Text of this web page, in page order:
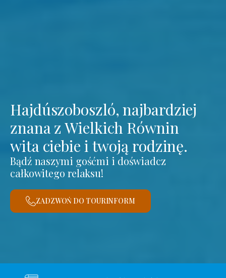
Hajdúszoboszló, najbardziej
znana z Wielkich Równin
wita ciebie i twoją rodzinę.
Bądź naszymi gośćmi i doświadcz
całkowitego relaksu!
ZADZWOŃ DO TOURINFORM